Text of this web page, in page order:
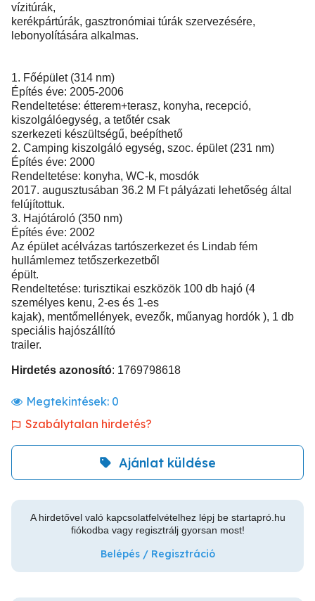
vízitúrák,
kerékpártúrák, gasztronómiai túrák szervezésére,
lebonyolítására alkalmas.
1. Főépület (314 nm)
Építés éve: 2005-2006
Rendeltetése: étterem+terasz, konyha, recepció,
kiszolgálóegység, a tetőtér csak
szerkezeti készültségű, beépíthető
2. Camping kiszolgáló egység, szoc. épület (231 nm)
Építés éve: 2000
Rendeltetése: konyha, WC-k, mosdók
2017. augusztusában 36.2 M Ft pályázati lehetőség által
felújítottuk.
3. Hajótároló (350 nm)
Építés éve: 2002
Az épület acélvázas tartószerkezet és Lindab fém
hullámlemez tetőszerkezetből
épült.
Rendeltetése: turisztikai eszközök 100 db hajó (4
személyes kenu, 2-es és 1-es
kajak), mentőmellények, evezők, műanyag hordók ), 1 db
speciális hajószállító
trailer.
Hirdetés azonosító: 1769798618
Megtekintések: 0
Szabálytalan hirdetés?
Ajánlat küldése
A hirdetővel való kapcsolatfelvételhez lépj be startapró.hu
fiókodba vagy regisztrálj gyorsan most!
Belépés / Regisztráció